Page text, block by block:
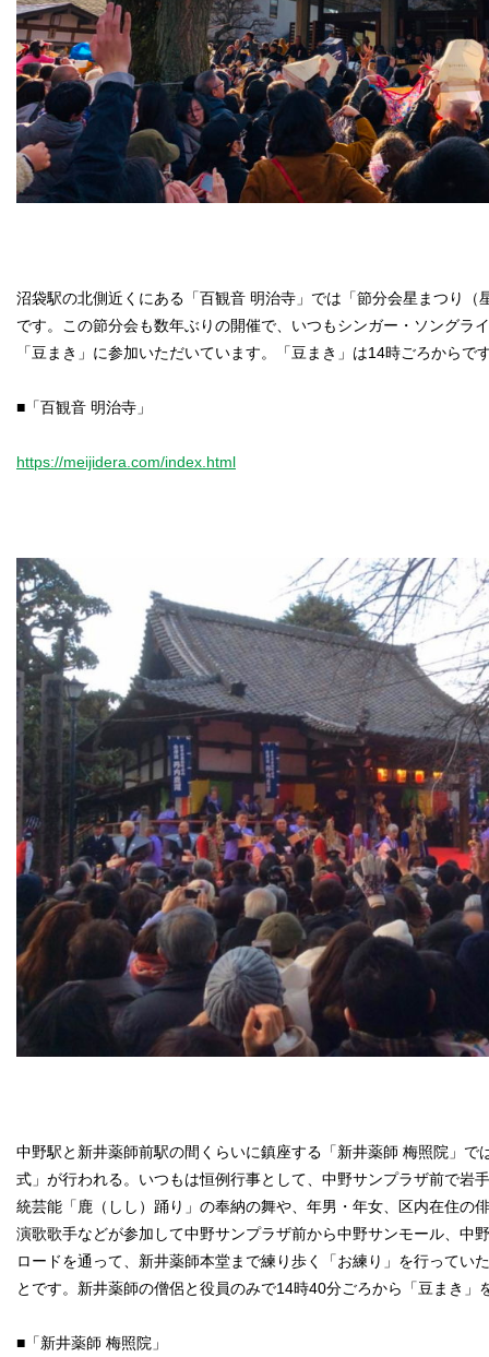
沼袋駅の北側近くにある「百観音 明治寺」では「節分会星まつり（
です。この節分会も数年ぶりの開催で、いつもシンガー・ソングラ
「豆まき」に参加いただいています。「豆まき」は14時ごろからで
■「百観音 明治寺」
https://meijidera.com/index.html
中野駅と新井薬師前駅の間くらいに鎮座する「新井薬師 梅照院」で
式」が行われる。いつもは恒例行事として、中野サンプラザ前で岩
統芸能「鹿（しし）踊り」の奉納の舞や、年男・年女、区内在住の
演歌歌手などが参加して中野サンプラザ前から中野サンモール、中
ロードを通って、新井薬師本堂まで練り歩く「お練り」を行ってい
とです。新井薬師の僧侶と役員のみで14時40分ごろから「豆まき」
■「新井薬師 梅照院」